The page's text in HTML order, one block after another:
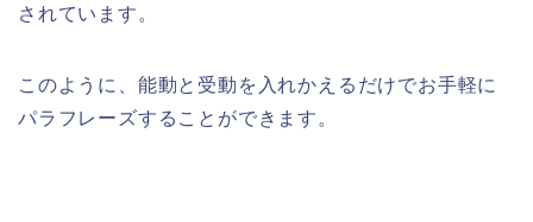
されています。
このように、能動と受動を入れかえるだけでお手軽に
パラフレーズすることができます。